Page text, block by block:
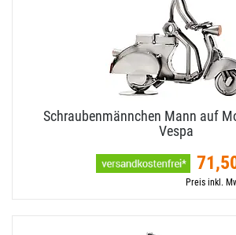
Schraubenmännchen Mann auf
Vespa
Preis inkl.